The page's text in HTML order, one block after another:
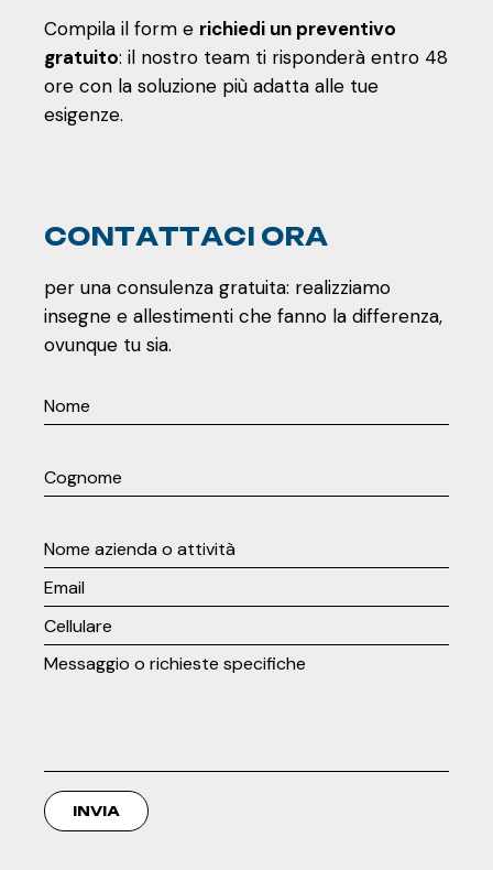
Compila il form e richiedi un preventivo
gratuito: il nostro team ti risponderà entro 48
ore con la soluzione più adatta alle tue
esigenze.
CONTATTACI ORA
per una consulenza gratuita: realizziamo
insegne e allestimenti che fanno la differenza,
ovunque tu sia.
INVIA